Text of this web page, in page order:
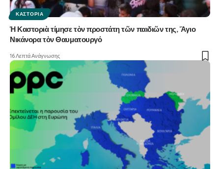
ΚΑΣΤΟΡΙΆ
Ἡ Καστοριὰ τίμησε τὸν προστάτη τῶν παιδιῶν της, Ἅγιο
Νικάνορα τὸν Θαυματουργό
16 Λεπτά Ανάγνωσης